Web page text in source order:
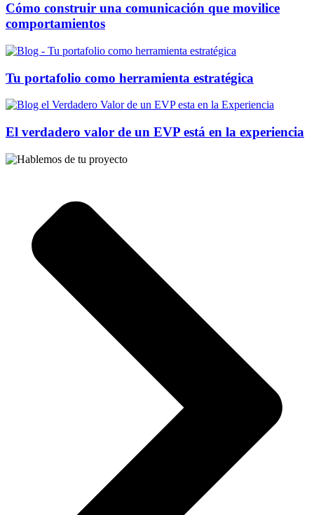
Cómo construir una comunicación que movilice
comportamientos
Tu portafolio como herramienta estratégica
El verdadero valor de un EVP está en la experiencia